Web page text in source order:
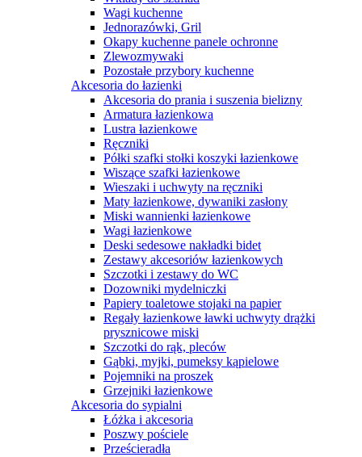
Wagi kuchenne
Jednorazówki, Gril
Okapy kuchenne panele ochronne
Zlewozmywaki
Pozostałe przybory kuchenne
Akcesoria do łazienki
Akcesoria do prania i suszenia bielizny
Armatura łazienkowa
Lustra łazienkowe
Ręczniki
Półki szafki stołki koszyki łazienkowe
Wiszące szafki łazienkowe
Wieszaki i uchwyty na ręczniki
Maty łazienkowe, dywaniki zasłony
Miski wannienki łazienkowe
Wagi łazienkowe
Deski sedesowe nakładki bidet
Zestawy akcesoriów łazienkowych
Szczotki i zestawy do WC
Dozowniki mydelniczki
Papiery toaletowe stojaki na papier
Regały łazienkowe ławki uchwyty drążki
prysznicowe miski
Szczotki do rąk, pleców
Gąbki, myjki, pumeksy kąpielowe
Pojemniki na proszek
Grzejniki łazienkowe
Akcesoria do sypialni
Łóżka i akcesoria
Poszwy pościele
Prześcieradła